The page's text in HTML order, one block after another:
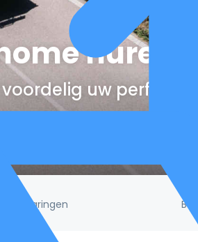
huren
uw perfecte
ervaringen